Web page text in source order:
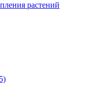
растений